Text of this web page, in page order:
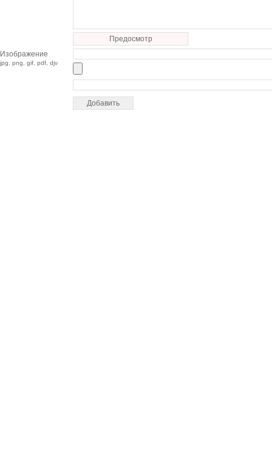
Предосмотр
Изображение
jpg, png, gif, pdf, djv